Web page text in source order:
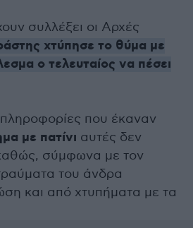
συλλέξει οι Αρχές
χτύπησε το θύμα με
ο τελευταίος να πέσει
που έκαναν
με πατίνι αυτές δεν
σύμφωνα με τον
του άνδρα
και από χτυπήματα με τα